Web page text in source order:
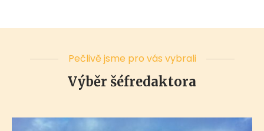
Pečlivě jsme pro vás vybrali
Výběr šéfredaktora